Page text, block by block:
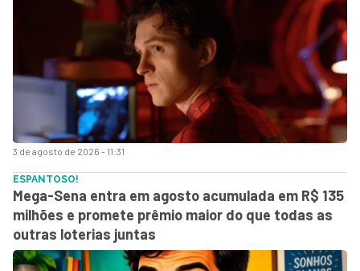
3 de agosto de 2026 - 11:31
ESPANTOSO!
Mega-Sena entra em agosto acumulada em R$ 135
milhões e promete prêmio maior do que todas as
outras loterias juntas